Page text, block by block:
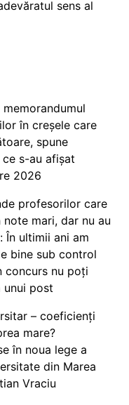
sens al
în creșele care
spune
s-au afișat
2026
profesorilor care
mari, dar nu au
În ultimii ani am
bine sub control
concurs nu poți
unui post
– coeficienți
mare?
în noua lege a
din Marea
Vraciu